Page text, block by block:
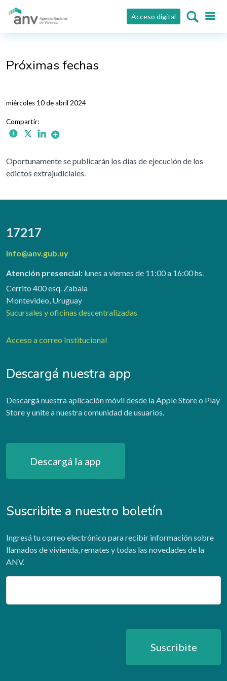
Pasar al contenido principal
Acceso digital
Próximas fechas
miércoles 10 de abril 2024
Oportunamente se publicarán los días de ejecución de los
edictos extrajudiciales.
17217
info@anv.gub.uy
Atención presencial: lunes a viernes de 11:00 a 16:00 hs.
Cerrito 400 esq. Zabala
Montevideo, Uruguay
Sucursales y oficinas descentralizadas
Acceso a correo Institucional
Descargá nuestra app
Descargá nuestra aplicación móvil desde la Apple Store o Play
Store y unite a nuestra comunidad de usuarios.
Descargá la app
Suscribite a nuestro boletín
Ingresá tu correo electrónico para recibir información sobre
llamados de vivienda, remates y todas las novedades de la
ANV.
Email
Suscribite